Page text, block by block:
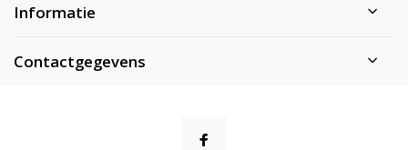
Informatie
Contactgegevens